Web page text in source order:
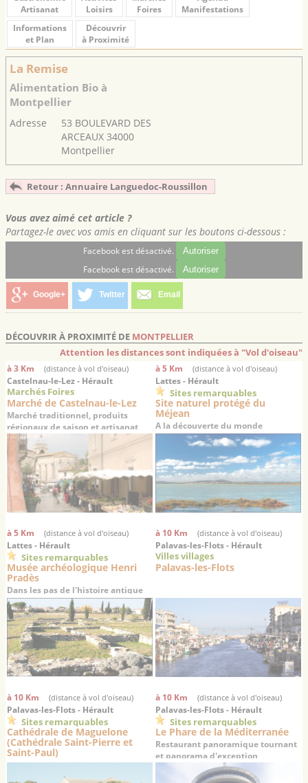
Artisanat
Loisirs
Foires
Manifestations
Informations
et Plan
Découvrir
à Proximité
La Remise
Alimentation Bio à
Montpellier
Adresse
53 BOULEVARD DES
ARCEAUX 34000
Montpellier
Retour : Annuaire Languedoc-Roussillon
Vous avez aimé cet article ?
Partagez-le avec vos amis en cliquant sur les boutons ci-dessous :
Facebook est désactivé. Autoriser
Facebook est désactivé. Autoriser
Google+ Twitter Email
DÉCOUVRIR À PROXIMITÉ DE MONTPELLIER
Attention les distances sont indiquées à "Vol d'oiseau"
à 3 Km (distance à vol d'oiseau)
Castelnau-le-Lez - Hérault
Marchés Foires
Marché de Castelnau-le-Lez
Marché traditionnel, produits
régionaux de saison et artisanat
à 5 Km (distance à vol d'oiseau)
Lattes - Hérault
Sites remarquables
Site naturel protégé du
Méjean
A la découverte du monde
lagunaire languedocien
à 5 Km (distance à vol d'oiseau)
Lattes - Hérault
Sites remarquables
Musée archéologique Henri
Pradès
Dans les pas de l'histoire antique
du Languedoc…
à 10 Km (distance à vol d'oiseau)
Palavas-les-Flots - Hérault
Villes villages
Palavas-les-Flots
à 10 Km (distance à vol d'oiseau)
Palavas-les-Flots - Hérault
Sites remarquables
Cathédrale de Maguelone
(Cathédrale Saint-Pierre et
Saint-Paul)
La cathédrale des sables : un haut
lieu de la chrétienté médiévale
à 10 Km (distance à vol d'oiseau)
Palavas-les-Flots - Hérault
Sites remarquables
Le Phare de la Méditerranée
Restaurant panoramique tournant
et panorama d'exception